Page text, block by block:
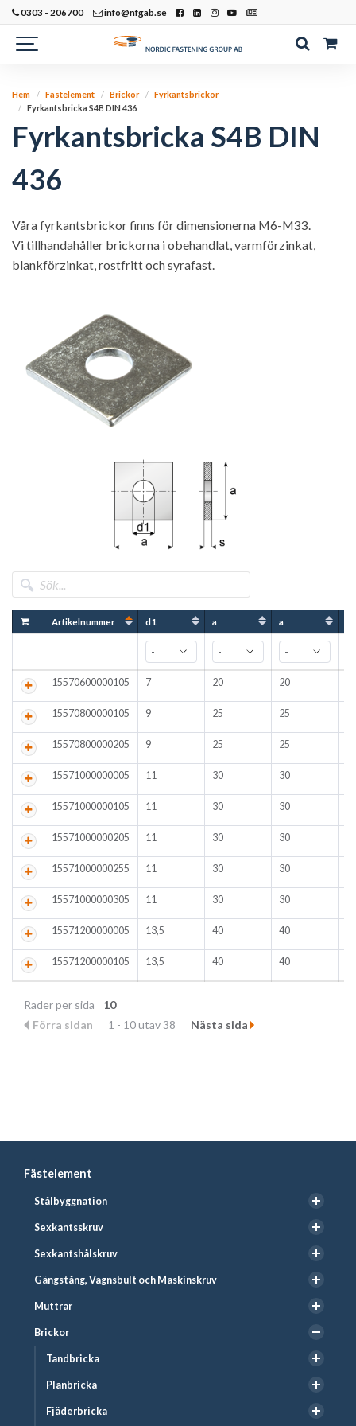
0303 - 206700 info@nfgab.se
Fästelement
Stålbyggnation
Sexkantsskruv
Sexkantshålskruv
Gängstång, Vagnsbult och Maskinskruv
Muttrar
Brickor
Tandbricka
Planbricka
Fjäderbricka
Hem Fästelement Brickor
Fyrkantsbrickor
Fyrkantsbricka S4B DIN 436
Fyrkantsbricka S4B DIN
436
Våra fyrkantsbrickor finns för dimensionerna M6-M33.
Vi tillhandahåller brickorna i obehandlat, varmförzinkat,
blankförzinkat, rostfritt och syrafast.
Artikelnummer d1 a a
15570600000105 7 20 20
15570800000105 9 25 25
15570800000205 9 25 25
15571000000005 11 30 30
15571000000105 11 30 30
15571000000205 11 30 30
15571000000255 11 30 30
15571000000305 11 30 30
15571200000005 13,5 40 40
15571200000105 13,5 40 40
Rader per sida
10
Förra sidan
1 - 10 utav 38 Nästa sida